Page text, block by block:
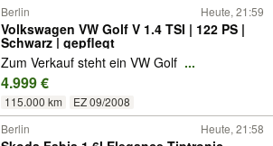
Berlin Heute, 21:59
Volkswagen VW Golf V 1.4 TSI | 122 PS |
Schwarz | gepflegt
Zum Verkauf steht ein VW Golf ...
4.999 €
115.000 km EZ 09/2008
Berlin Heute, 21:58